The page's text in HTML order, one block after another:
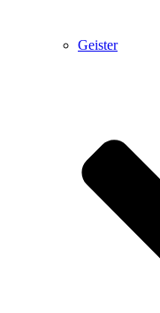
Geister